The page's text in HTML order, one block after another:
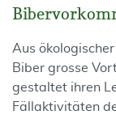
Aus
Biber grosse
gestaltet ihren
Fällaktivitäten